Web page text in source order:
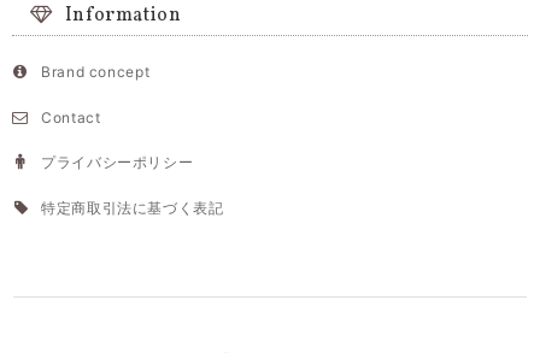
Information
Brand concept
Contact
プライバシーポリシー
特定商取引法に基づく表記